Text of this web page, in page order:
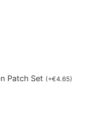
Patch Set (+€4.65)